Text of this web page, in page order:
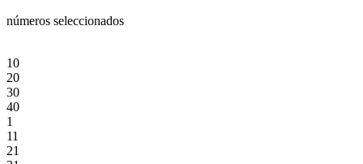
números seleccionados
10
20
30
40
1
11
21